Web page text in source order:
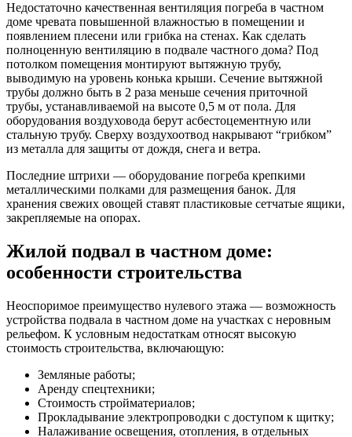
Недостаточно качественная вентиляция погреба в частном
доме чревата повышенной влажностью в помещении и
появлением плесени или грибка на стенах. Как сделать
полноценную вентиляцию в подвале частного дома? Под
потолком помещения монтируют вытяжную трубу,
выводимую на уровень конька крыши. Сечение вытяжной
трубы должно быть в 2 раза меньше сечения приточной
трубы, устанавливаемой на высоте 0,5 м от пола. Для
оборудования воздуховода берут асбестоцементную или
стальную трубу. Сверху воздухоотвод накрывают “грибком”
из металла для защиты от дождя, снега и ветра.
Последние штрихи — оборудование погреба крепкими
металлическими полками для размещения банок. Для
хранения свежих овощей ставят пластиковые сетчатые ящики,
закрепляемые на опорах.
Жилой подвал в частном доме:
особенности строительства
Неоспоримое преимущество нулевого этажа — возможность
устройства подвала в частном доме на участках с неровным
рельефом. К условным недостаткам относят высокую
стоимость строительства, включающую:
Земляные работы;
Аренду спецтехники;
Стоимость стройматериалов;
Прокладывание электропроводки с доступом к щитку;
Налаживание освещения, отопления, в отдельных